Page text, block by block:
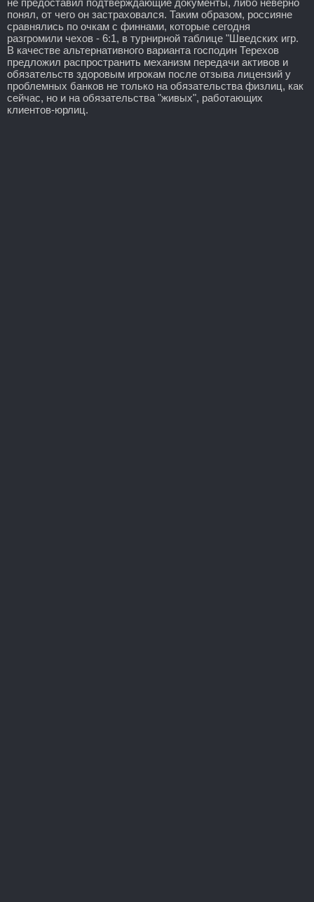
понял, от чего он застраховался. Таким образом, россияне
сравнялись по очкам с финнами, которые сегодня
разгромили чехов - 6:1, в турнирной таблице "Шведских игр.
В качестве альтернативного варианта господин Терехов
предложил распространить механизм передачи активов и
обязательств здоровым игрокам после отзыва лицензий у
проблемных банков не только на обязательства физлиц, как
сейчас, но и на обязательства "живых", работающих
клиентов-юрлиц.